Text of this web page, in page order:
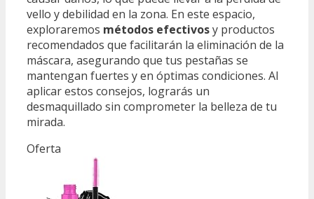
vello y debilidad en la zona. En este espacio,
exploraremos métodos efectivosy productos
recomendados que facilitarán la eliminación de la
máscara, asegurando que tus pestañas se
mantengan fuertes y en óptimas condiciones. Al
aplicar estos consejos, lograrás un
desmaquillado sin comprometer la belleza de tu
mirada.
Oferta